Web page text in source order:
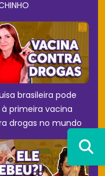
brasileira pode
primeira vacina
drogas no mundo